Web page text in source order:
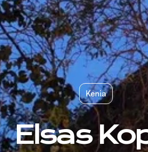
Kenia
Elsas